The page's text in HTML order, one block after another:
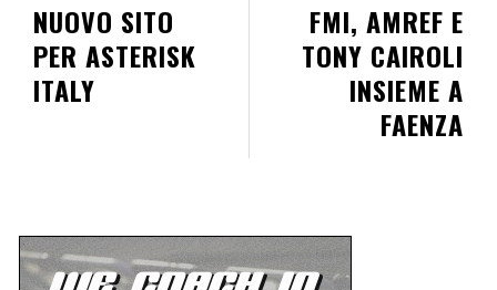
FMI, AMREF E
TONY CAIROLI
INSIEME A
FAENZA
NUOVO SITO
PER ASTERISK
ITALY